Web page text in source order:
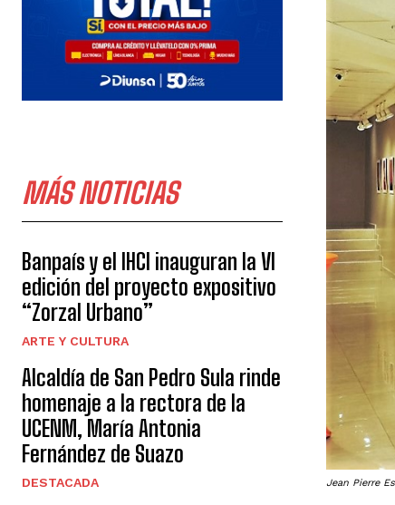
MÁS NOTICIAS
Banpaís y el IHCI inauguran la VI
edición del proyecto expositivo
“Zorzal Urbano”
ARTE Y CULTURA
Alcaldía de San Pedro Sula rinde
homenaje a la rectora de la
UCENM, María Antonia
Fernández de Suazo
DESTACADA Jean Pierre